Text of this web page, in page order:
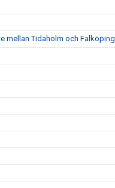
mellan Tidaholm och Falköping